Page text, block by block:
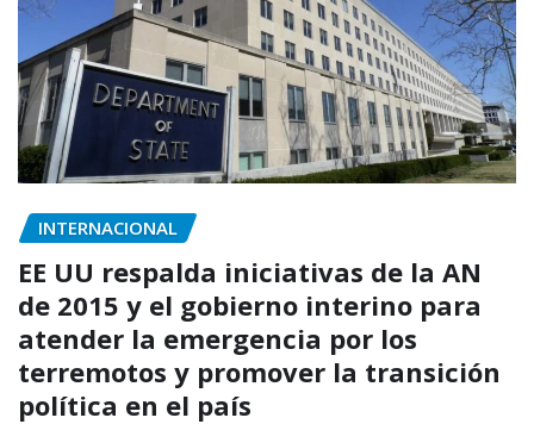
INTERNACIONAL
EE UU respalda iniciativas de la AN
de 2015 y el gobierno interino para
atender la emergencia por los
terremotos y promover la transición
política en el país